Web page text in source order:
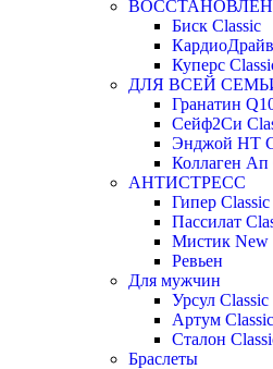
Биск Classic
КардиоДрайв
Куперс
ДЛЯ ВСЕЙ
Гранатин
Сейф2Си
Энджой НТ
Коллаген Ап
АНТИСТРЕСС
Гипер Classic
Пассилат
Мистик New
Ревьен
Для мужчин
Урсул Classic
Артум Classic
Сталон
Браслеты